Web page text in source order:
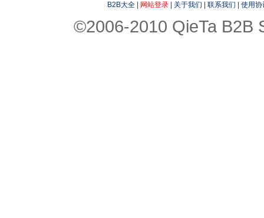
B2B大全| 网站登录| 关于我们 联系我们 使用协
©2006-2010 QieTa B2B